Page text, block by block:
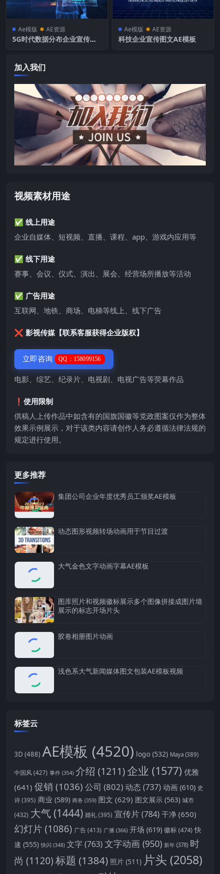
Ae模版 AE资源
5G时代数据分布企业宣传片
Ae模版 AE资源
科技企业宣传图文AE模板
加入我们
视频素材用途
✅ 线上用途
企业自媒体、短视频、直播、课程、app、游戏内应用等
✅ 线下用途
赛事、会议、仪式、演出、展会、经营场所播放等活动
✅ 广告用途
互联网、地铁、商场、电梯等线上、线下广告
❌ 影视传媒【联系客服获得企业版权】
立即咨询 QQ：158099156
电影、综艺、纪录片、电视剧、电视广告等荧幕作品
❗️使用限制
供稿人上传作品中如含有的国旗国徽等党政图案仅作为整体
效果示例展示，对于该类内容请创作人务必遵循法律法规的
规定进行使用。
更多推荐
集团公司企业年度优秀员工颁奖AE模板
动态图形视频转场动画用于节目过渡
大气金色文字动画字幕AE模板
图库照片和视频徽标展示多个图像拼接成图片墙
展示的标志开场片头
胶卷相册图片动画
浅色系大气新闻媒体图文包装AE模板视频
标签云
3D (488) AE模板 (4520) logo (532) Maya (389)
中国风(427) 事件 (354) 介绍 (1211)企业 (1577) 优雅
(641) 促销 (1036) 公司 (802)动态 (737) 动画 (610) 史
诗 (395) 商业 (589) 商务 (359) 图文 (629) 图文展示 (563) 城市
(432) 大气 (1444) 婚礼 (395) 宣传片(784) 干净 (650)
幻灯片 (1086) 广告(413) 广播 (366) 开场 (619) 徽标(474) 快
速 (555) 快闪 (348) 文字(763)文字动画 (950) 新年 (378) 时
尚 (1120)标题 (1384) 照片 (511) 片头 (2058)